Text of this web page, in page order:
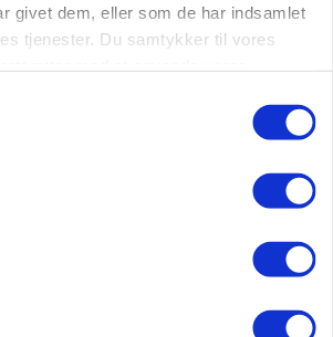
givet dem, eller som de har indsamlet
tjenester. Du samtykker til vores
demonstrere mod ny
tilskud til naturprojekter